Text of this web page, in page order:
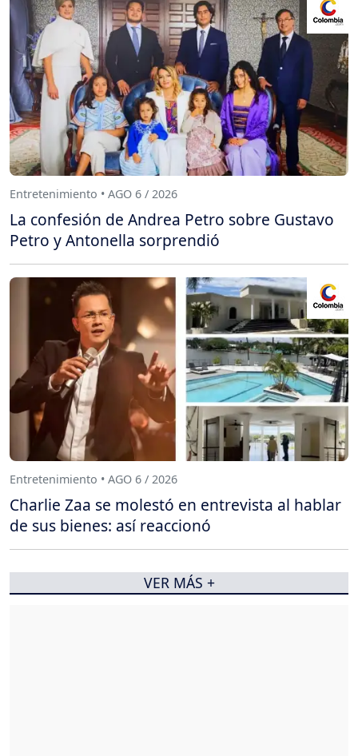
Entretenimiento • AGO 6 / 2026
La confesión de Andrea Petro sobre Gustavo
Petro y Antonella sorprendió
Entretenimiento • AGO 6 / 2026
Charlie Zaa se molestó en entrevista al hablar
de sus bienes: así reaccionó
VER MÁS +